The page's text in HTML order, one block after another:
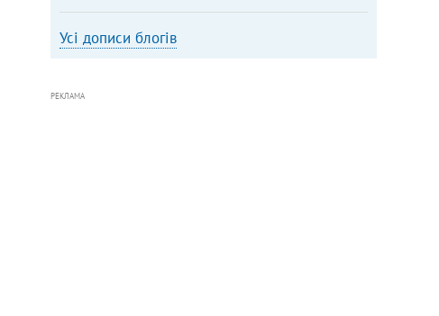
Усі дописи блогів
РЕКЛАМА